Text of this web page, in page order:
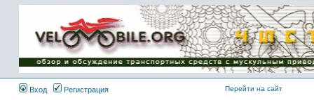
Имя пользователя:
Пароль:
{ LOG_ME_IN_SHORT
}
Вход
Регистрация Перейти на сайт